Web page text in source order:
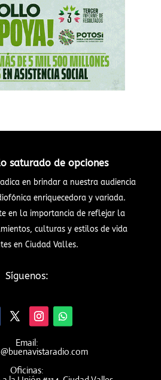
saturado de opciones
en brindar a nuestra audiencia
enriquecedora y variada.
en la importancia de reflejar la
culturas y estilos de vida
en Ciudad Valles.
Síguenos:
Email:
Oficinas: